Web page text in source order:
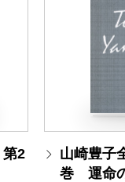
第2
山崎豊子
巻 運命